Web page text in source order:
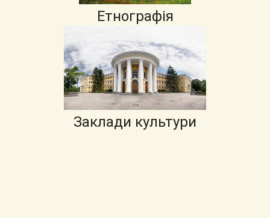
Етнографія
Заклади культури